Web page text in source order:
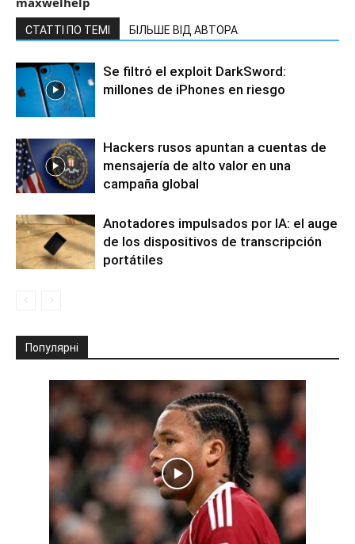
СТАТТІ ПО ТЕМІ БІЛЬШЕ ВІД АВТОРА
Se filtró el exploit DarkSword:
millones de iPhones en riesgo
Hackers rusos apuntan a cuentas de
mensajería de alto valor en una
campaña global
Anotadores impulsados por IA: el auge
de los dispositivos de transcripción
portátiles
Популярні